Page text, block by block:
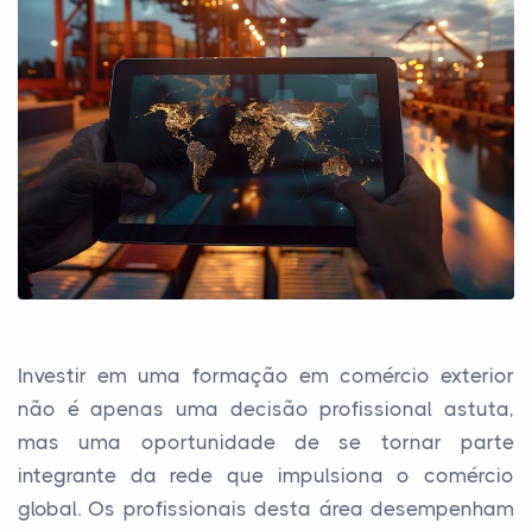
Investir em uma formação em comércio exterior
não é apenas uma decisão profissional astuta,
mas uma oportunidade de se tornar parte
integrante da rede que impulsiona o comércio
global. Os profissionais desta área desempenham